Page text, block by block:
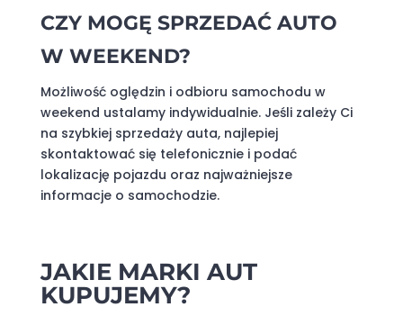
CZY MOGĘ SPRZEDAĆ AUTO
W WEEKEND?
Możliwość oględzin i odbioru samochodu w
weekend ustalamy indywidualnie. Jeśli zależy Ci
na szybkiej sprzedaży auta, najlepiej
skontaktować się telefonicznie i podać
lokalizację pojazdu oraz najważniejsze
informacje o samochodzie.
JAKIE MARKI AUT
KUPUJEMY?